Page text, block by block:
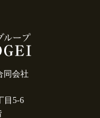
同会社
目5-6